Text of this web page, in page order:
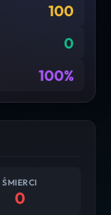
100
0
100%
ŚMIERCI
0